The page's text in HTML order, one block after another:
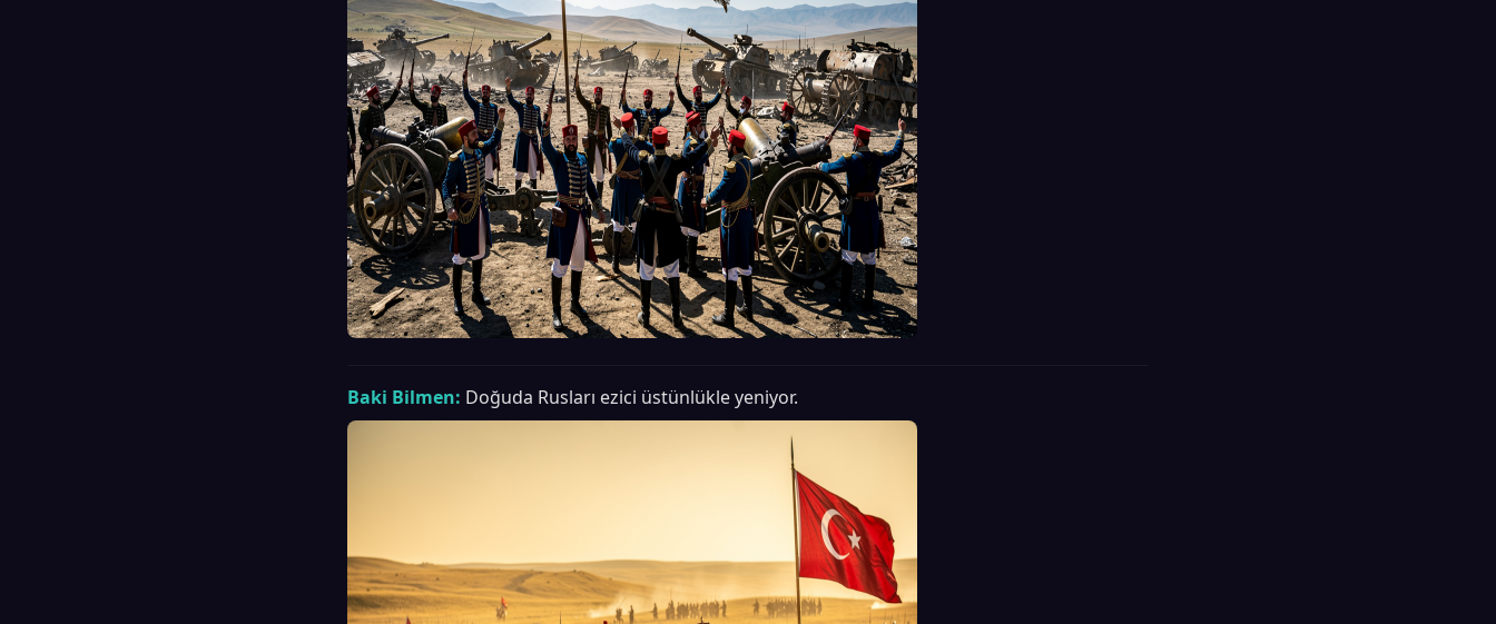
Baki Bilmen: Doğuda Rusları ezici üstünlükle yeniyor.